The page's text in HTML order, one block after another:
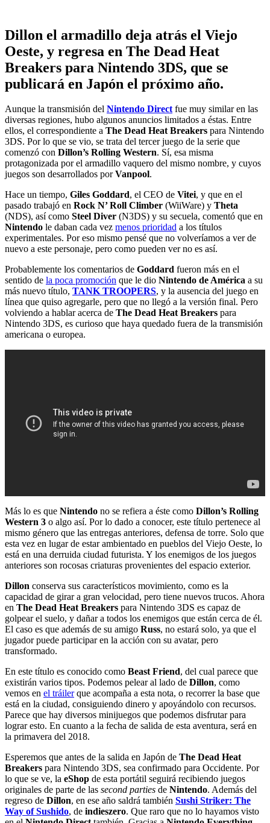
Dillon el armadillo deja atrás el Viejo
Oeste, y regresa en The Dead Heat
Breakers para Nintendo 3DS, que se
publicará en Japón el próximo año.
Aunque la transmisión del Nintendo Directfue muy similar en las
diversas regiones, hubo algunos anuncios limitados a éstas. Entre
ellos, el correspondiente a The Dead Heat Breakers para Nintendo
3DS. Por lo que se vio, se trata del tercer juego de la serie que
comenzó con Dillon’s Rolling Western. Sí, esa misma
protagonizada por el armadillo vaquero del mismo nombre, y cuyos
juegos son desarrollados porVanpool.
Hace un tiempo, Giles Goddard, el CEO de Vitei, y que en el
pasado trabajó en Rock N’ Roll Climber (WiiWare) y Theta
(NDS), así como Steel Diver (N3DS) y su secuela, comentó que en
Nintendo le daban cada vez menos prioridad a los títulos
experimentales. Por eso mismo pensé que no volveríamos a ver de
nuevo a este personaje, pero como pueden ver no es así.
Probablemente los comentarios de Goddard fueron más en el
sentido de la poca promoción que le dio Nintendo de América a su
más nuevo título, TANK TROOPERS, y la ausencia del juego en
línea que quiso agregarle, pero que no llegó a la versión final. Pero
volviendo a hablar acerca de The Dead Heat Breakers para
Nintendo 3DS, es curioso que haya quedado fuera de la transmisión
americana o europea.
Más lo es que Nintendo no se refiera a éste como Dillon’s Rolling
Western 3 o algo así. Por lo dado a conocer, este título pertenece al
mismo género que las entregas anteriores, defensa de torre. Solo que
esta vez en lugar de estar ambientado en pueblos del Viejo Oeste, lo
está en una derruida ciudad futurista. Y los enemigos de los juegos
anteriores son rocosas criaturas provenientes del espacio exterior.
Dillon conserva sus característicos movimiento, como es la
capacidad de girar a gran velocidad, pero tiene nuevos trucos. Ahora
en The Dead Heat Breakers para Nintendo 3DS es capaz de
golpear el suelo, y dañar a todos los enemigos que están cerca de él.
El caso es que además de su amigo Russ, no estará solo, ya que el
jugador puede participar en la acción con su avatar, pero
transformado.
En este título es conocido como Beast Friend, del cual parece que
existirán varios tipos. Podemos pelear al lado de Dillon, como
vemos en el tráilerque acompaña a esta nota, o recorrer la base que
está en la ciudad, consiguiendo dinero y apoyándolo con recursos.
Parece que hay diversos minijuegos que podemos disfrutar para
lograr esto. En cuanto a la fecha de salida de esta aventura, será en
la primavera del 2018.
Esperemos que antes de la salida en Japón de The Dead Heat
Breakers para Nintendo 3DS, sea confirmado para Occidente. Por
lo que se ve, la eShop de esta portátil seguirá recibiendo juegos
originales de parte de las second parties de Nintendo. Además del
regreso de Dillon, en ese año saldrá también Sushi Striker: The
Way of Sushido, de indieszero. Que raro que no lo hayamos visto